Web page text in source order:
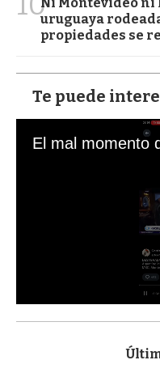
uruguaya
propiedades se
Te puede
s